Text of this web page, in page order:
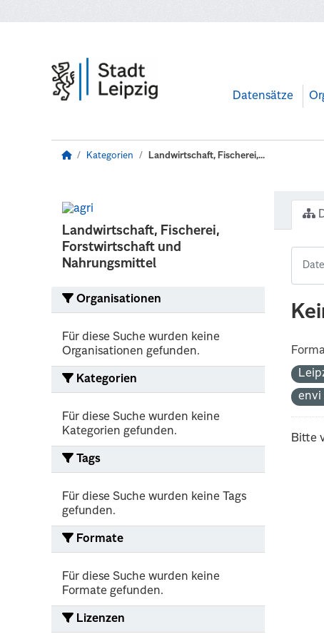
Datensätze
Kategorien Landwirtschaft, Fischerei,...
Landwirtschaft, Fischerei,
Forstwirtschaft und
Nahrungsmittel
Organisationen
Für diese Suche wurden keine
Organisationen gefunden.
Kategorien
Für diese Suche wurden keine
Kategorien gefunden.
Tags
Für diese Suche wurden keine Tags
gefunden.
Formate
Für diese Suche wurden keine
Formate gefunden.
Lizenzen
envi
Bitte